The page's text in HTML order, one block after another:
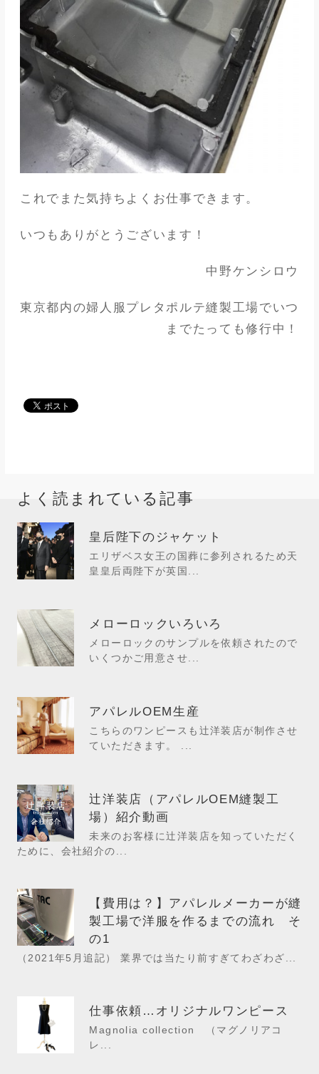
これでまた気持ちよくお仕事できます。
いつもありがとうございます！
中野ケンシロウ
東京都内の婦人服プレタポルテ縫製工場でいつ
までたっても修行中！
よく読まれている記事
皇后陛下のジャケット
エリザベス女王の国葬に参列されるため天
皇皇后両陛下が英国...
メローロックいろいろ
メローロックのサンプルを依頼されたので
いくつかご用意させ...
アパレルOEM生産
こちらのワンピースも辻洋装店が制作させ
ていただきます。 ...
辻洋装店（アパレルOEM縫製工
場）紹介動画
未来のお客様に辻洋装店を知っていただく
ために、会社紹介の...
【費用は？】アパレルメーカーが縫
製工場で洋服を作るまでの流れ そ
の1
（2021年5月追記） 業界では当たり前すぎてわざわざ...
仕事依頼…オリジナルワンピース
Magnolia collection （マグノリアコ
レ...